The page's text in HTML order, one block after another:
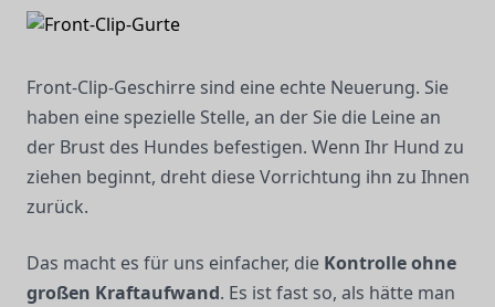
Front-Clip-Geschirre sind eine echte Neuerung. Sie
haben eine spezielle Stelle, an der Sie die Leine an
der Brust des Hundes befestigen. Wenn Ihr Hund zu
ziehen beginnt, dreht diese Vorrichtung ihn zu Ihnen
zurück.
Das macht es für uns einfacher, die Kontrolle ohne
großen Kraftaufwand. Es ist fast so, als hätte man